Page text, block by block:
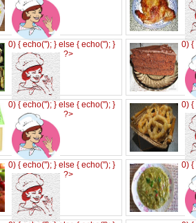
0) { echo(''); } else { echo(''); }
?>
0) {
0) { echo(''); } else { echo(''); }
?>
0) {
0) { echo(''); } else { echo(''); }
?>
0) {